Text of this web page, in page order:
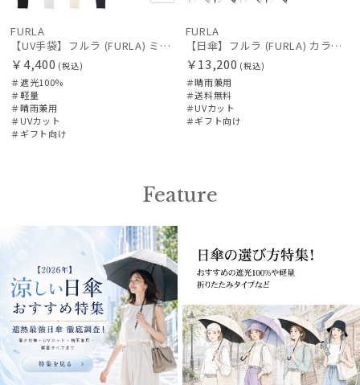
FURLA
【UV手袋】フルラ (FURLA) ミディアム ＵＶ手袋 フリル 指無し
￥4,400 (税込)
＃遮光100%
＃軽量
＃晴雨兼用
＃UVカット
＃ギフト向け
FURLA
【日傘】フルラ (FURLA) カラーブロック＆ロゴアップリケ 1級遮光 遮熱 UV 晴雨兼用 軽量 ショート長傘
￥13,200 (税込)
＃晴雨兼用
＃送料無料
＃UVカット
＃ギフト向け
Feature